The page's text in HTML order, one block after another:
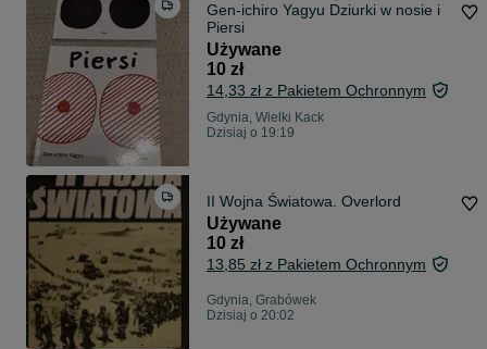
Gen-ichiro Yagyu Dziurki w nosie i
Piersi
Używane
10 zł
14,33 zł z Pakietem Ochronnym
Gdynia, Wielki Kack
Dzisiaj o 19:19
II Wojna Światowa. Overlord
Używane
10 zł
13,85 zł z Pakietem Ochronnym
Gdynia, Grabówek
Dzisiaj o 20:02